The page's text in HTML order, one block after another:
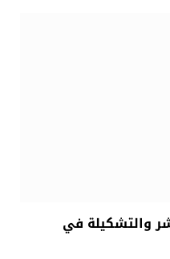
والتشكيلة في